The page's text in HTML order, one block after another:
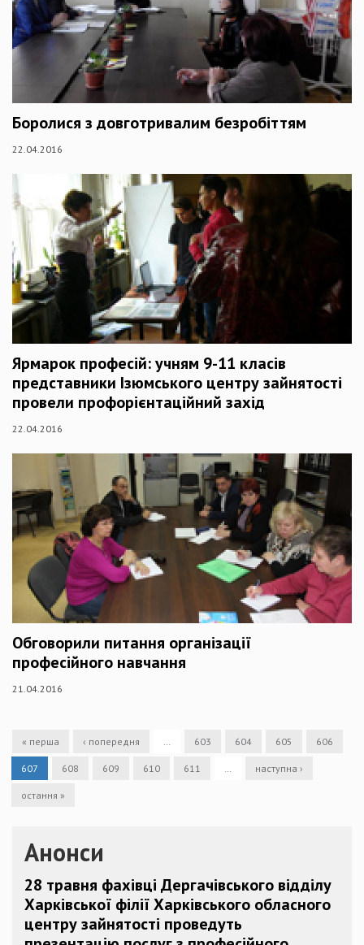
Боролися з довготривалим безробіттям
22.04.2016
Ярмарок професій: учням 9-11 класів
представники Ізюмського центру зайнятості
провели профорієнтаційний захід
22.04.2016
Обговорили питання організації
професійного навчання
21.04.2016
« перша ‹ попередня 603 604 605 606
607 608 609 610 611 наступна ›
остання »
Анонси
28 травня фахівці Дергачівського відділу
Харківської філії Харківського обласного
центру зайнятості проведуть